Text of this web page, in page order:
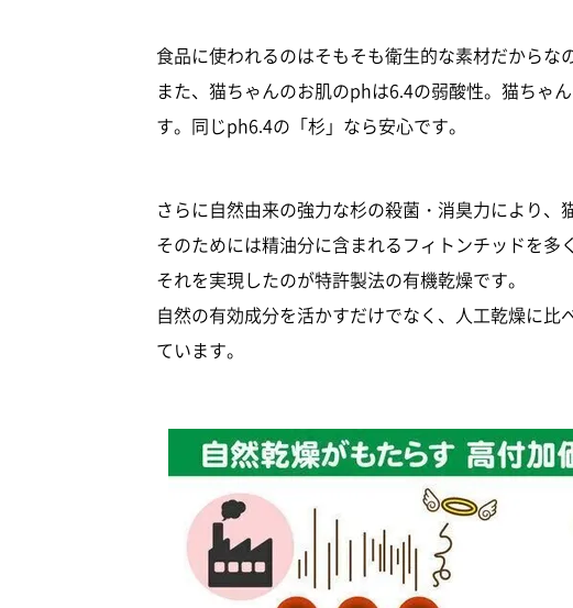
食品に使われるのはそもそも衛生的な素材だからな
また、猫ちゃんのお肌のphは6.4の弱酸性。猫ちゃ
す。同じph6.4の「杉」なら安心です。
さらに自然由来の強力な杉の殺菌・消臭力により、
そのためには精油分に含まれるフィトンチッドを多
それを実現したのが特許製法の有機乾燥です。
自然の有効成分を活かすだけでなく、人工乾燥に
ています。